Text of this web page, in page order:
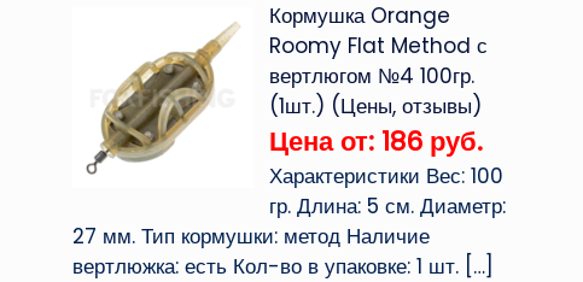
Кормушка Orange
Roomy Flat Method с
вертлюгом №4 100гр.
(1шт.) (Цены, отзывы)
Цена от: 186 руб.
Характеристики Вес: 100
гр. Длина: 5 см. Диаметр:
27 мм. Тип кормушки: метод Наличие
вертлюжка: есть Кол-во в упаковке: 1 шт.[…]